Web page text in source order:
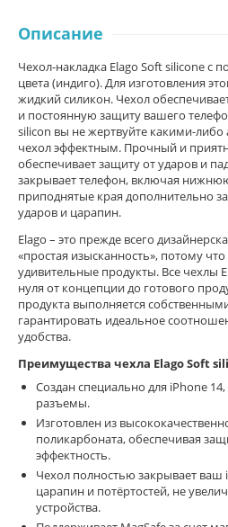
Описание
Чехол-накладка Elago Soft silicone с
цвета (индиго). Для изготовления
жидкий силикон. Чехол
и постоянную защиту вашего
silicon вы не жертвуйте какими-либо
чехол эффектным. Прочный и
обеспечивает защиту от ударов и
закрывает телефон, включая
приподнятые края дополнительно
ударов и царапин.
Elago – это прежде всего
«простая изысканность», потому
удивительные продукты. Все чехлы
нуля от концепции до готового
продукта выполняется
гарантировать идеальное
удобства.
Преимущества чехла Elago Soft
Создан специально для iPhone
разъемы.
Изготовлен из
поликарбоната, обеспечивая
эффектность.
Чехол полностью закрывает ваш
царапин и потёртостей, не
устройства.